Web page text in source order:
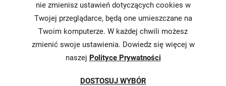
Informacja o
realizowanej
strategii
podatkowej
Karty
nie zmienisz ustawień dotyczących cookies w
Twojej przeglądarce, będą one umieszczane na
Twoim komputerze. W każdej chwili możesz
zmienić swoje ustawienia. Dowiedz się więcej w
naszej Polityce Prywatności
DOSTOSUJ WYBÓR